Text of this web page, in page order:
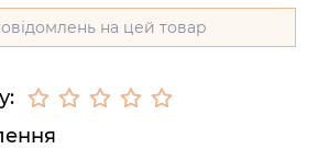
на цей товар